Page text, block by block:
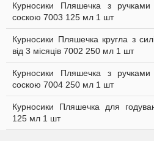
Курносики Пляшечка з ручками
соскою 7003 125 мл 1 шт
Курносики Пляшечка кругла з
від 3 місяців 7002 250 мл 1 шт
Курносики Пляшечка з ручками
соскою 7004 250 мл 1 шт
Курносики Пляшечка для
125 мл 1 шт